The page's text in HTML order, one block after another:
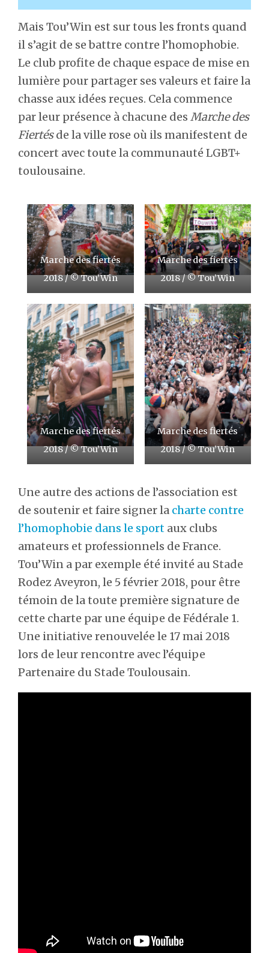
Mais Tou’Win est sur tous les fronts quand
il s’agit de se battre contre l’homophobie.
Le club profite de chaque espace de mise en
lumière pour partager ses valeurs et faire la
chasse aux idées reçues. Cela commence
par leur présence à chacune des Marche des
Fiertésde la ville rose où ils manifestent de
concert avec toute la communauté LGBT+
toulousaine.
Marche des fiertés
2018 / © Tou’Win
Marche des fiertés
2018 / © Tou’Win
Marche des fiertés
2018 / © Tou’Win
Marche des fiertés
2018 / © Tou’Win
Une autre des actions de l’association est
de soutenir et faire signer la charte contre
l’homophobie dans le sport aux clubs
amateurs et professionnels de France.
Tou’Win a par exemple été invité au Stade
Rodez Aveyron, le 5 février 2018, pour être
témoin de la toute première signature de
cette charte par une équipe de Fédérale 1.
Une initiative renouvelée le 17 mai 2018
lors de leur rencontre avec l’équipe
Partenaire du Stade Toulousain.